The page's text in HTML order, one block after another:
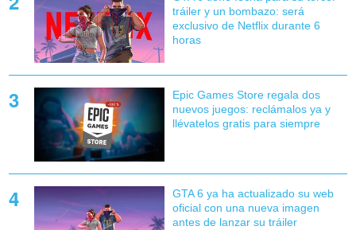
tráiler y un bombazo: será
exclusivo de Netflix durante 6
horas
Epic Games Store regala dos
nuevos juegos: reclámalos ya y
llévatelos gratis para siempre
GTA 6 ya ha actualizado su web
oficial con una nueva imagen
antes de lanzar su tráiler